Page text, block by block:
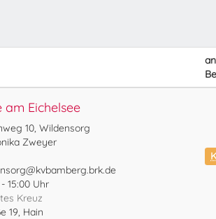
Eichelsee
10, Wildensorg
Zweyer
15:00 Uhr
Kreuz
19, Hain